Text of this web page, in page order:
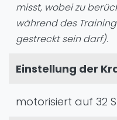
misst, wobei zu
während des
gestreckt sein darf).
Einstellung der
motorisiert auf 32